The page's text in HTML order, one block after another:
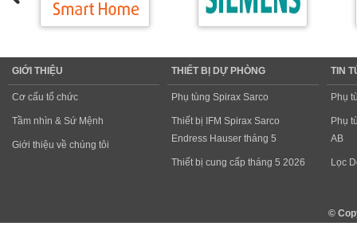
GIỚI THIỆU
Cơ cấu tổ chức
Tầm nhìn & Sứ Mệnh
Giới thiệu về chúng tôi
THIẾT BỊ DỰ PHÒNG
Phụ tùng Spirax Sarco
Thiết bị IFM Spirax Sarco
Endress Hauser tháng 5
Thiết bị cung cấp tháng 5 2026
TIN
Phụ
Phụ
AB
Lọc
©